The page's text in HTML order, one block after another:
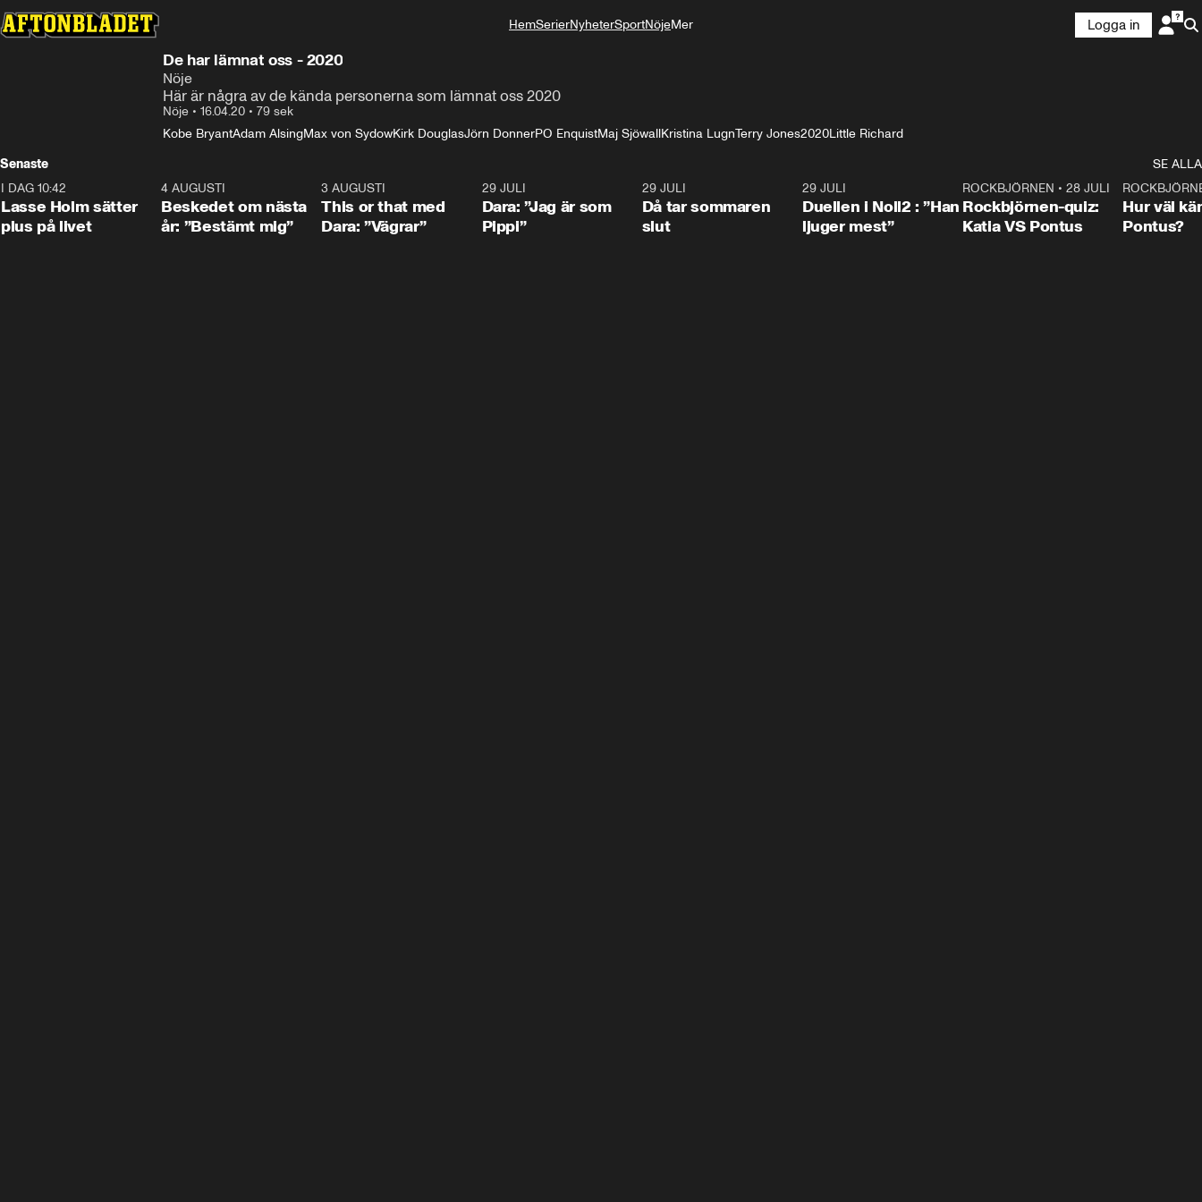
HemSerierNyheterSportNöjeMer
Logga in
De har lämnat oss - 2020
Nöje
Här är några av de kända personerna som lämnat oss 2020
Nöje • 16.04.20 • 79 sek
Kobe BryantAdam AlsingMax von SydowKirk DouglasJörn DonnerPO EnquistMaj SjöwallKristina LugnTerry Jones2020Little Richard
Senaste
SE ALLA
1:04
I DAG 10:42
Lasse Holm sätter
plus på livet
0:24
4 AUGUSTI
Beskedet om nästa
år: ”Bestämt mig”
3 AUGUSTI
This or that med
Dara: ”Vägrar”
29 JULI
Dara: ”Jag är som
Pippi”
29 JULI
Då tar sommaren
slut
29 JULI
Duellen i Noll2 : ”Han
ljuger mest”
0:15
ROCKBJÖRNEN •28 JULI
Rockbjörnen-quiz:
Katia VS Pontus
Hur väl
Pontus?